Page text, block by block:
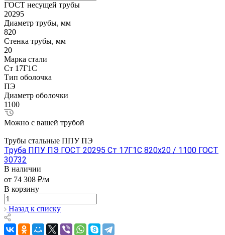
ГОСТ несущей трубы
20295
Диаметр трубы, мм
820
Стенка трубы, мм
20
Марка стали
Ст 17Г1С
Тип оболочка
ПЭ
Диаметр оболочки
1100
Можно с вашей трубой
Трубы стальные ППУ ПЭ
Труба ППУ ПЭ ГОСТ 20295 Ст 17Г1С 820x20 / 1100 ГОСТ
30732
В наличии
от 74 308 ₽/м
В корзину
Назад к списку